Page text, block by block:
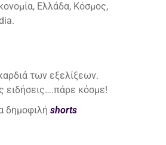
Ελλάδα, Κόσμος,
των εξελίξεων.
ειδήσεις….πάρε κόσμε!
δημοφιλή shorts